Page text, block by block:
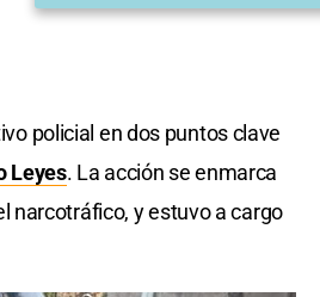
policial en dos puntos clave
Leyes. La acción se enmarca
narcotráfico, y estuvo a cargo